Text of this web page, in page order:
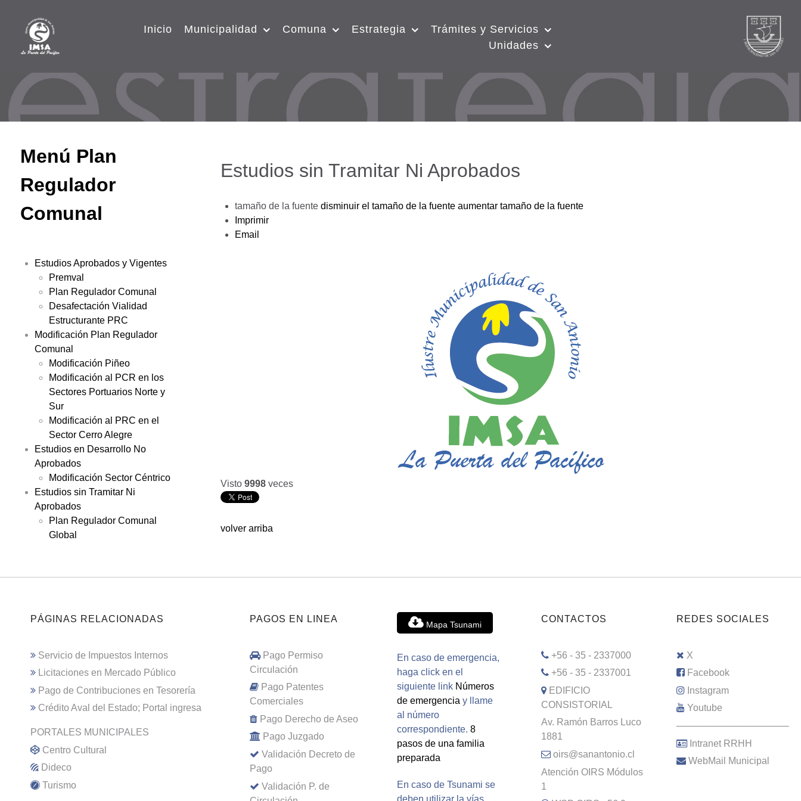
Inicio Municipalidad Comuna Estrategia
Trámites y Servicios
Unidades
Menú Plan
Regulador
Comunal
Estudios Aprobados y Vigentes
Premval
Plan Regulador Comunal
Desafectación Vialidad
Estructurante PRC
Modificación Plan Regulador
Comunal
Modificación Piñeo
Modificación al PCR en los
Sectores Portuarios Norte y
Sur
Modificación al PRC en el
Sector Cerro Alegre
Estudios en Desarrollo No
Aprobados
Modificación Sector Céntrico
Estudios sin Tramitar Ni
Aprobados
Plan Regulador Comunal
Global
Estudios sin Tramitar Ni Aprobados
tamaño de la fuente disminuir el tamaño de la fuente aumentar tamaño de la fuente
Imprimir
Email
Visto 9998 veces
volver arriba
PÁGINAS RELACIONADAS
Servicio de Impuestos Internos
Licitaciones en Mercado Público
Pago de Contribuciones en Tesorería
Crédito Aval del Estado; Portal ingresa
PORTALES MUNICIPALES
Centro Cultural
Dideco
Turismo
PAGOS EN LINEA
Pago Permiso
Circulación
Pago Patentes
Comerciales
Pago Derecho de Aseo
Pago Juzgado
Validación Decreto de
Pago
Validación P. de
Mapa Tsunami
En caso de emergencia,
haga click en el
siguiente link Números
de emergencia y llame
al número
correspondiente. 8
pasos de una familia
preparada
En caso de Tsunami se
deben utilizar la vías
CONTACTOS
+56 - 35 - 2337000
+56 - 35 - 2337001
EDIFICIO
CONSISTORIAL
Av. Ramón Barros Luco
1881
oirs@sanantonio.cl
Atención OIRS Módulos
1
REDES SOCIALES
X
Facebook
Instagram
Youtube
–––––––––––––––––––––
Intranet RRHH
WebMail Municipal